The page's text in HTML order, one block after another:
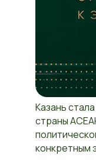
Казань
страны
конкретным